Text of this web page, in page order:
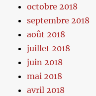
octobre 2018
septembre 2018
août 2018
juillet 2018
juin 2018
mai 2018
avril 2018